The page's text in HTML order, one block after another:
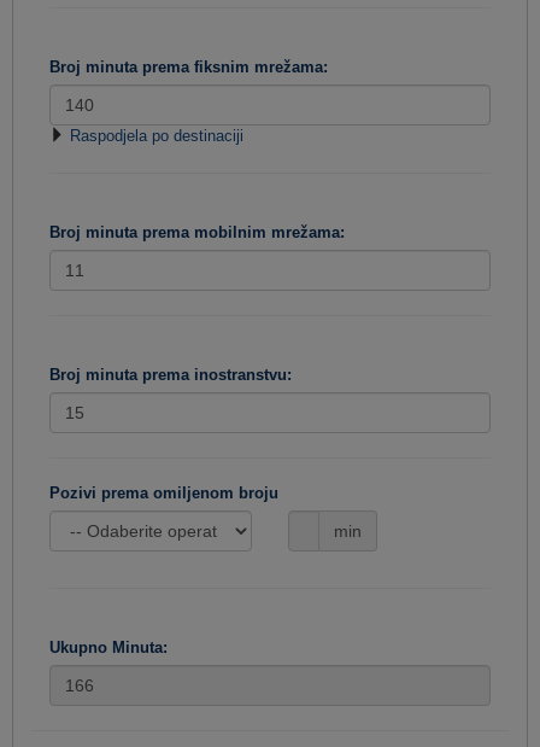
Broj minuta prema fiksnim mrežama:
Raspodjela po destinaciji
Broj minuta prema mobilnim mrežama:
Broj minuta prema inostranstvu:
Pozivi prema omiljenom broju
min
Ukupno Minuta: